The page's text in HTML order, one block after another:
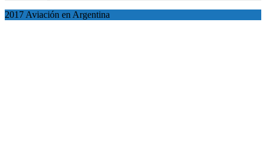
2017 Aviación en Argentina